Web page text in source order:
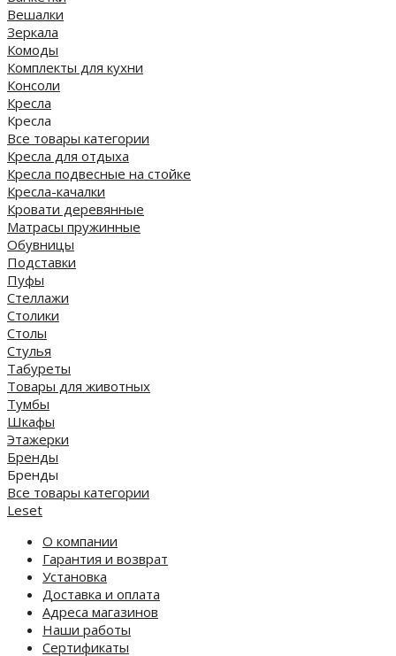
Вешалки
Зеркала
Комоды
Комплекты для кухни
Консоли
Кресла
Кресла
Все товары категории
Кресла для отдыха
Кресла подвесные на стойке
Кресла-качалки
Кровати деревянные
Матрасы пружинные
Обувницы
Подставки
Пуфы
Стеллажи
Столики
Столы
Стулья
Табуреты
Товары для животных
Тумбы
Шкафы
Этажерки
Бренды
Бренды
Все товары категории
Leset
О компании
Гарантия и возврат
Установка
Доставка и оплата
Адреса магазинов
Наши работы
Сертификаты